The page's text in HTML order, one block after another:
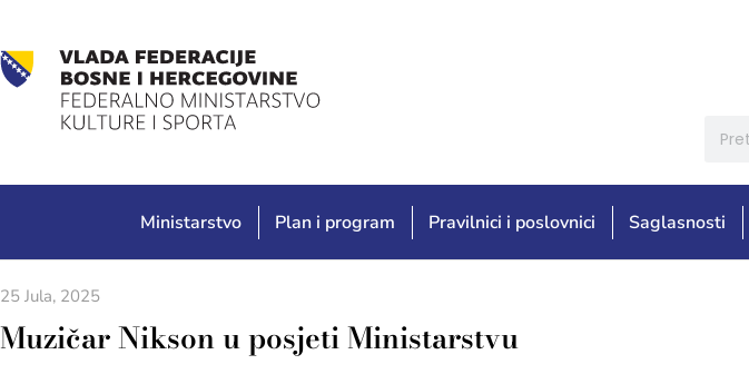
Ministarstvo Plan i program Pravilnici i poslovnici Saglasnosti
25 Jula, 2025
Muzičar Nikson u posjeti Ministarstvu